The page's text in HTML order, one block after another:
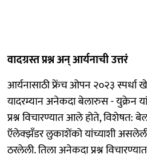
वादग्रस्त प्रश्न अन् आर्यनाची उत्तरं
आर्यनासाठी फ्रेंच ओपन २०२३ स्पर्धा
यादरम्यान अनेकदा बेलारुस - युक्रेन
प्रश्न विचारण्यात आले होते, विशेषत:
ऍलेक्झँडर लुकाशेंको यांच्याशी
ठरलेली. तिला अनेकदा प्रश्न